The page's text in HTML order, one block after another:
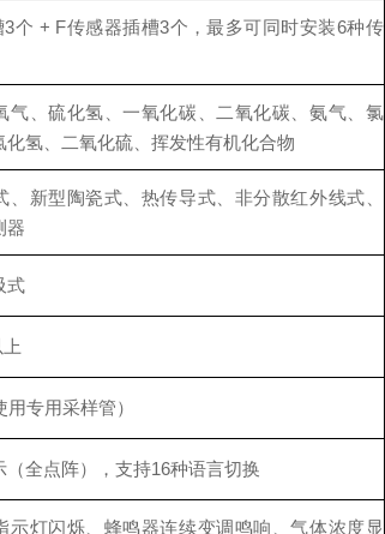
3个 + F传感器插槽3个，最多可同时安装6种传
气、硫化氢、一氧化碳、二氧化碳、氨气、氯
化氢、二氧化硫、挥发性有机化合物
、新型陶瓷式、热传导式、非分散红外线式、
器
式
专用采样管）
（全点阵），支持16种语言切换
示灯闪烁、蜂鸣器连续变调鸣响、气体浓度显